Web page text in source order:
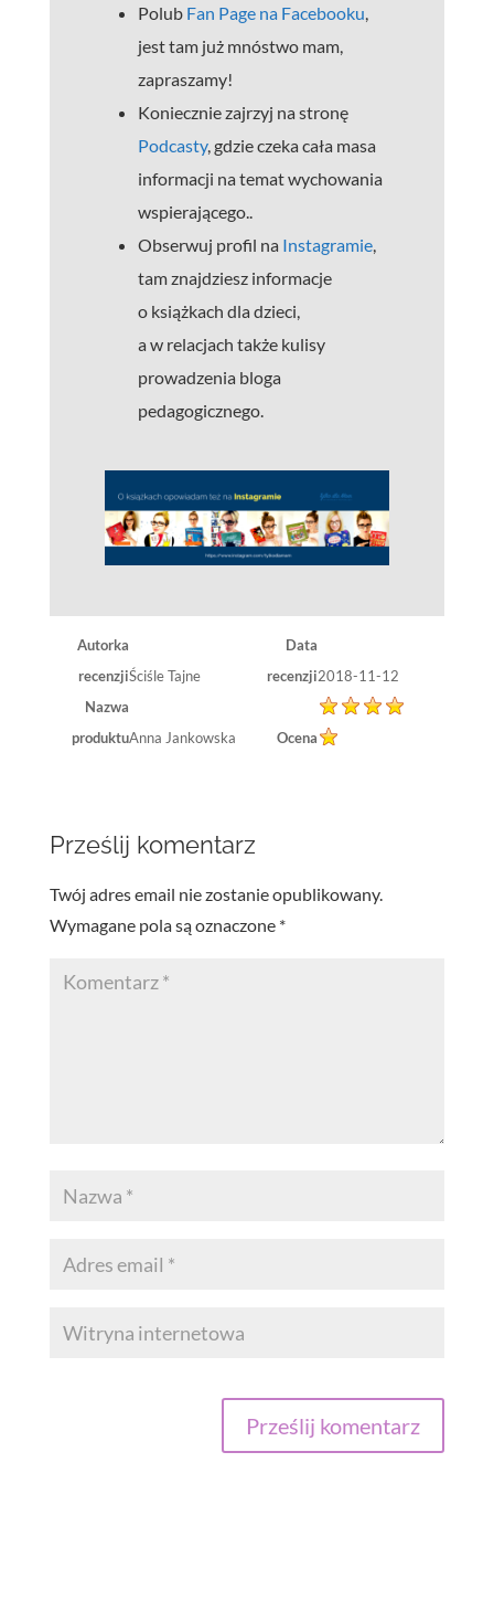
Polub Fan Page na Facebooku,
jest tam już mnóstwo mam,
zapraszamy!
Koniecznie zajrzyj na stronę
Podcasty, gdzie czeka cała masa
informacji na temat wychowania
wspierającego..
Obserwuj profil na Instagramie,
tam znajdziesz informacje
o książkach dla dzieci,
a w relacjach także kulisy
prowadzenia bloga
pedagogicznego.
Autorka
recenzjiŚciśle Tajne
Data
recenzji2018-11-12
Nazwa
produktuAnna Jankowska Ocena
Prześlij komentarz
Twój adres email nie zostanie opublikowany.
Wymagane pola są oznaczone *